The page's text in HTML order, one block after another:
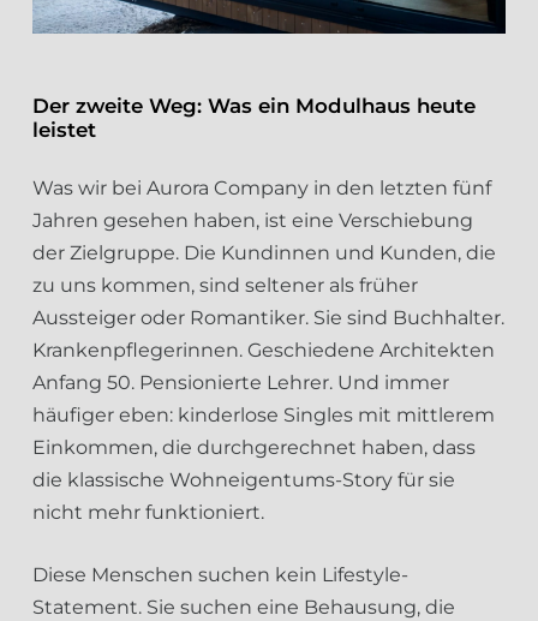
Der zweite Weg: Was ein Modulhaus heute
leistet
Was wir bei Aurora Company in den letzten fünf
Jahren gesehen haben, ist eine Verschiebung
der Zielgruppe. Die Kundinnen und Kunden, die
zu uns kommen, sind seltener als früher
Aussteiger oder Romantiker. Sie sind Buchhalter.
Krankenpflegerinnen. Geschiedene Architekten
Anfang 50. Pensionierte Lehrer. Und immer
häufiger eben: kinderlose Singles mit mittlerem
Einkommen, die durchgerechnet haben, dass
die klassische Wohneigentums-Story für sie
nicht mehr funktioniert.
Diese Menschen suchen kein Lifestyle-
Statement. Sie suchen eine Behausung, die